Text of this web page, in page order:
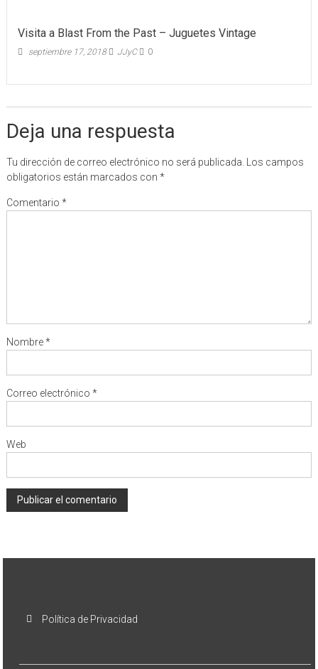
Visita a Blast From the Past – Juguetes Vintage
septiembre 17, 2018 JJyC 0
Deja una respuesta
Tu dirección de correo electrónico no será publicada. Los campos
obligatorios están marcados con *
Comentario *
Nombre*
Correo electrónico *
Web
Política de Privacidad